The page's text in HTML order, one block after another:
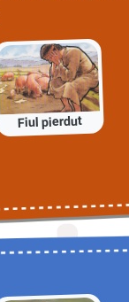
Fiul pierdut